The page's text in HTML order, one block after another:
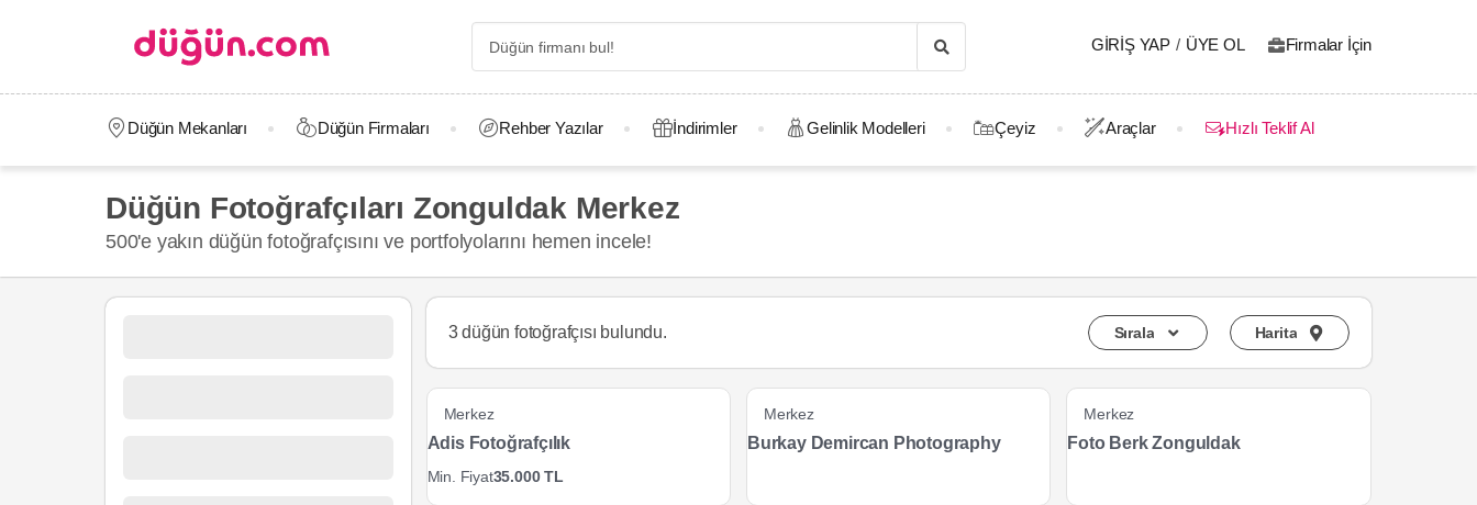
GIRIŞ YAP / ÜYE OL Firmalar İçin
Düğün Mekanları Düğün Firmaları Rehber Yazılar İndirimler Gelinlik Modelleri Çeyiz Araçlar Hızlı Teklif Al
Düğün Fotoğrafçıları Zonguldak Merkez
500'e yakın düğün fotoğrafçısını ve portfolyolarını hemen incele!
3 düğün fotoğrafçısı bulundu. Sırala Harita
Merkez
Adis Fotoğrafçılık
Min. Fiyat35.000 TL
Merkez
Burkay Demircan Photography
Merkez
Foto Berk Zonguldak